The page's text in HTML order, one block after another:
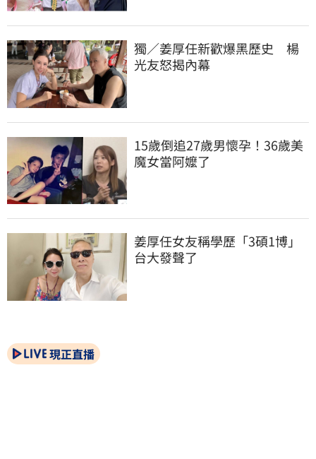
獨／姜厚任新歡爆黑歷史　楊
光友怒揭內幕
15歲倒追27歲男懷孕！36歲美
魔女當阿嬤了
姜厚任女友稱學歷「3碩1博」
台大發聲了
現正直播